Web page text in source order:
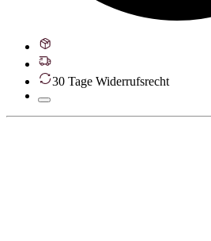
30 Tage Widerrufsrecht